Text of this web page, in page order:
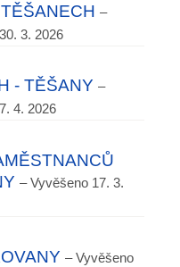
–
3. 2026
- TĚŠANY –
4. 2026
– Vyvěšeno 17. 3.
– Vyvěšeno